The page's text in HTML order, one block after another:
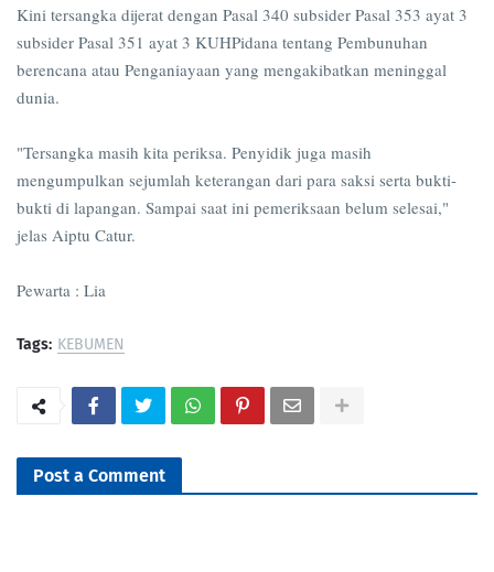
Kini tersangka dijerat dengan Pasal 340 subsider Pasal 353 ayat 3
subsider Pasal 351 ayat 3 KUHPidana tentang Pembunuhan
berencana atau Penganiayaan yang mengakibatkan meninggal
dunia.
"Tersangka masih kita periksa. Penyidik juga masih
mengumpulkan sejumlah keterangan dari para saksi serta bukti-
bukti di lapangan. Sampai saat ini pemeriksaan belum selesai,"
jelas Aiptu Catur.
Pewarta : Lia
Tags: KEBUMEN
Post a Comment